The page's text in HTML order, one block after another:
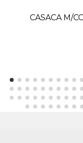
CASACA M/